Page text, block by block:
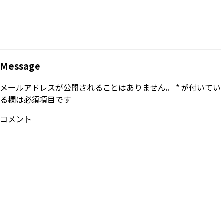
Message
メールアドレスが公開されることはありません。 *が付いてい
る欄は必須項目です
コメント